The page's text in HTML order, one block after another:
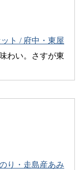
ト / 府中・東屋
わい。さすが東
り・走島産あみ